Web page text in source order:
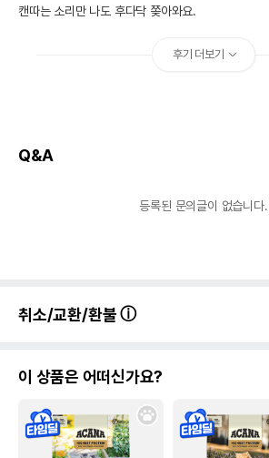
캔따는 소리만 나도 후다닥 쫒아와요.
후기 더보기
Q&A
등록된 문의글이 없습니다.
취소/교환/환불
이 상품은 어떠신가요?